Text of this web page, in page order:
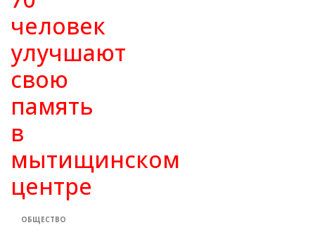
человек
улучшают
свою
память
в
мытищинском
центре
ОБЩЕСТВО